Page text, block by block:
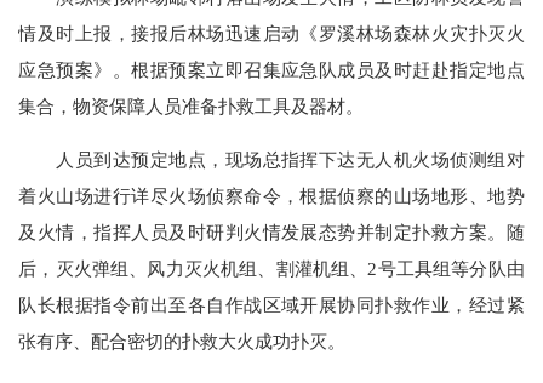
情及时上报，接报后林场迅速启动《罗溪林场森林火灾扑灭火
应急预案》。根据预案立即召集应急队成员及时赶赴指定地点
集合，物资保障人员准备扑救工具及器材。
人员到达预定地点，现场总指挥下达无人机火场侦测组对
着火山场进行详尽火场侦察命令，根据侦察的山场地形、地势
及火情，指挥人员及时研判火情发展态势并制定扑救方案。随
后，灭火弹组、风力灭火机组、割灌机组、2号工具组等分队由
队长根据指令前出至各自作战区域开展协同扑救作业，经过紧
张有序、配合密切的扑救大火成功扑灭。